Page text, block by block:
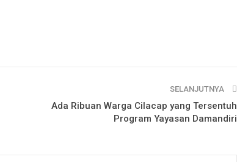
SELANJUTNYA
Ada Ribuan Warga Cilacap yang Tersentuh
Program Yayasan Damandiri